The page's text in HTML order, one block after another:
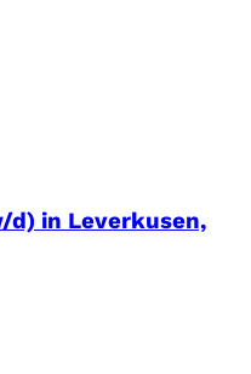
d) in Leverkusen,